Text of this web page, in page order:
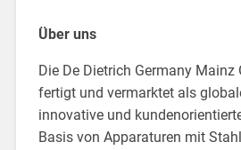
Über uns
Die De Dietrich Germany Mainz
fertigt und vermarktet als
innovative und
Basis von Apparaturen mit